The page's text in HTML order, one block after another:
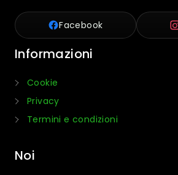
Facebook
Informazioni
Cookie
Privacy
Termini e condizioni
Noi